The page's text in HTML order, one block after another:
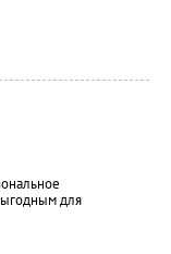
для